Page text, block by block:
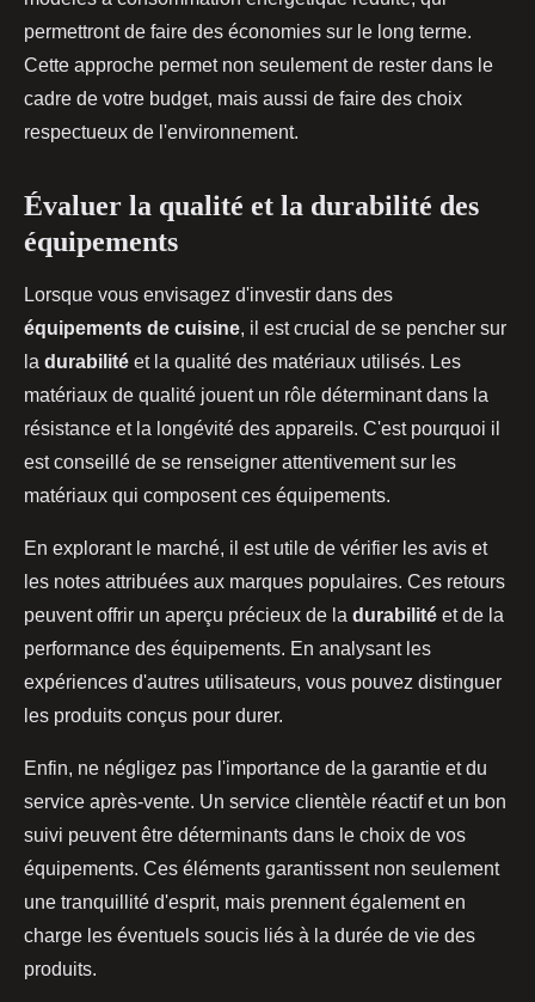
permettront de faire des économies sur le long terme.
Cette approche permet non seulement de rester dans le
cadre de votre budget, mais aussi de faire des choix
respectueux de l'environnement.
Évaluer la qualité et la durabilité des
équipements
Lorsque vous envisagez d'investir dans des
équipements de cuisine, il est crucial de se pencher sur
la durabilité et la qualité des matériaux utilisés. Les
matériaux de qualité jouent un rôle déterminant dans la
résistance et la longévité des appareils. C'est pourquoi il
est conseillé de se renseigner attentivement sur les
matériaux qui composent ces équipements.
En explorant le marché, il est utile de vérifier les avis et
les notes attribuées aux marques populaires. Ces retours
peuvent offrir un aperçu précieux de la durabilité et de la
performance des équipements. En analysant les
expériences d'autres utilisateurs, vous pouvez distinguer
les produits conçus pour durer.
Enfin, ne négligez pas l'importance de la garantie et du
service après-vente. Un service clientèle réactif et un bon
suivi peuvent être déterminants dans le choix de vos
équipements. Ces éléments garantissent non seulement
une tranquillité d'esprit, mais prennent également en
charge les éventuels soucis liés à la durée de vie des
produits.